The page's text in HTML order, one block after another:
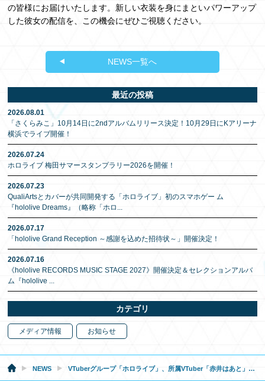
の皆様にお届けいたします。新しい衣装を身にまといパワーアップ
した彼女の配信を、この機会にぜひご視聴ください。
NEWS一覧へ
最近の投稿
2026.08.01
「さくらみこ」10月14日に2ndアルバムリリース決定！10月29日にKアリーナ
横浜でライブ開催！
2026.07.24
ホロライブ 梅田サマースタンプラリー2026を開催！
2026.07.23
QualiArtsとカバーが共同開発する「ホロライブ」初のスマホゲー ム
『hololive Dreams』（略称「ホロ ...
2026.07.17
「hololive Grand Reception ～感謝を込めた招待状～」開催決定！
2026.07.16
《hololive RECORDS MUSIC STAGE 2027》開催決定＆セレクションアルバ
ム『hololive ...
カテゴリ
メディア情報 お知らせ
NEWS VTuberグループ「ホロライブ」、所属VTuber「赤井はあと」新衣装お披露目配信実施のお知らせ